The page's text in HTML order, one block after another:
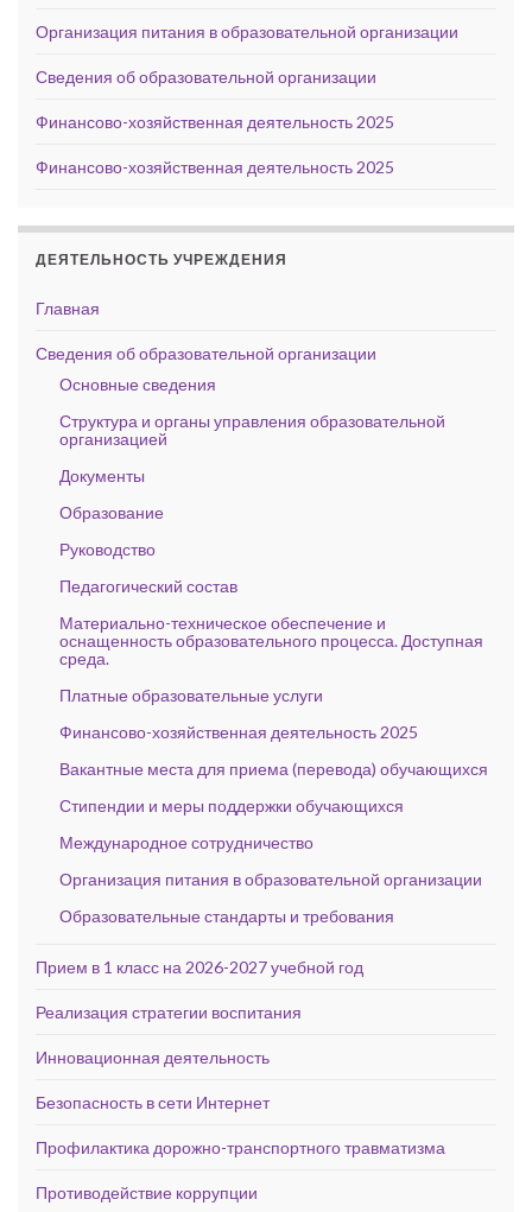
Организация питания в образовательной организации
Сведения об образовательной организации
Финансово-хозяйственная деятельность 2025
Финансово-хозяйственная деятельность 2025
ДЕЯТЕЛЬНОСТЬ УЧРЕЖДЕНИЯ
Главная
Сведения об образовательной организации
Основные сведения
Структура и органы управления образовательной
организацией
Документы
Образование
Руководство
Педагогический состав
Материально-техническое обеспечение и
оснащенность образовательного процесса. Доступная
среда.
Платные образовательные услуги
Финансово-хозяйственная деятельность 2025
Вакантные места для приема (перевода) обучающихся
Стипендии и меры поддержки обучающихся
Международное сотрудничество
Организация питания в образовательной организации
Образовательные стандарты и требования
Прием в 1 класс на 2026-2027 учебной год
Реализация стратегии воспитания
Инновационная деятельность
Безопасность в сети Интернет
Профилактика дорожно-транспортного травматизма
Противодействие коррупции